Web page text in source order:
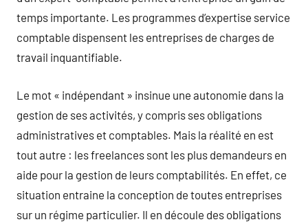
temps importante. Les programmes d’expertise service
comptable dispensent les entreprises de charges de
travail inquantifiable.
Le mot « indépendant » insinue une autonomie dans la
gestion de ses activités, y compris ses obligations
administratives et comptables. Mais la réalité en est
tout autre : les freelances sont les plus demandeurs en
aide pour la gestion de leurs comptabilités. En effet, ce
situation entraine la conception de toutes entreprises
sur un régime particulier. Il en découle des obligations